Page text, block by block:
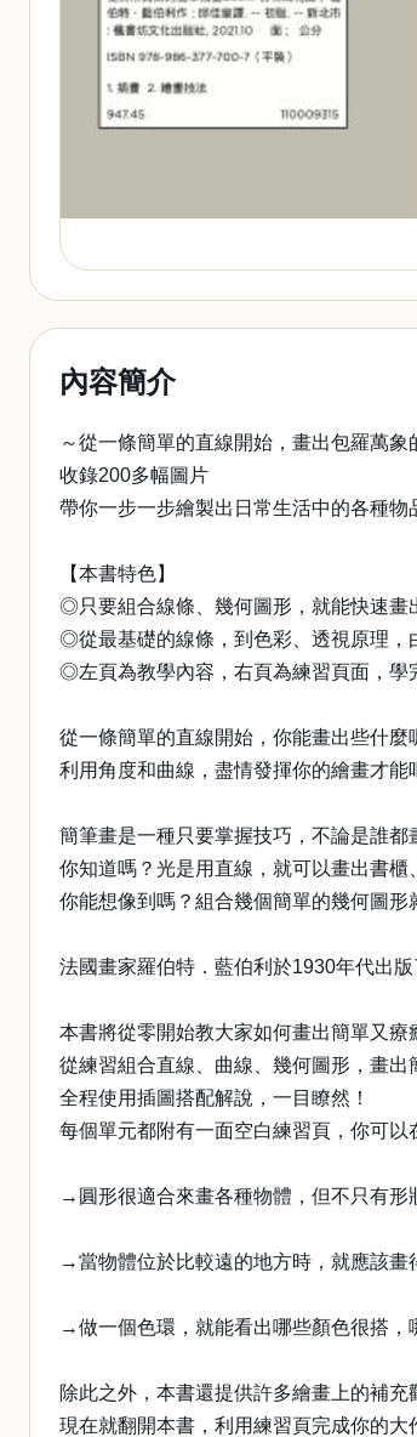
內容簡介
～從一條簡單的直線開始，畫出包羅萬象
收錄200多幅圖片
帶你一步一步繪製出日常生活中的各種物
【本書特色】
◎只要組合線條、幾何圖形，就能快速畫
◎從最基礎的線條，到色彩、透視原理，
◎左頁為教學內容，右頁為練習頁面，學
從一條簡單的直線開始，你能畫出些什麼
利用角度和曲線，盡情發揮你的繪畫才能
簡筆畫是一種只要掌握技巧，不論是誰都
你知道嗎？光是用直線，就可以畫出書櫃
你能想像到嗎？組合幾個簡單的幾何圖形
法國畫家羅伯特．藍伯利於1930年代出
本書將從零開始教大家如何畫出簡單又療
從練習組合直線、曲線、幾何圖形，畫出
全程使用插圖搭配解說，一目瞭然！
每個單元都附有一面空白練習頁，你可以
→圓形很適合來畫各種物體，但不只有形
→當物體位於比較遠的地方時，就應該畫
→做一個色環，就能看出哪些顏色很搭，
除此之外，本書還提供許多繪畫上的補充
現在就翻開本書，利用練習頁完成你的大